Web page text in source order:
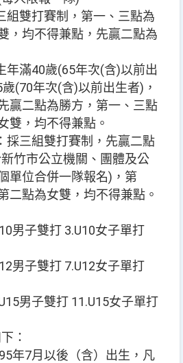
組雙打賽制，第一、三點為
，均不得兼點，先贏二點為
年滿40歲(65年次(含)以前出
(70年次(含)以前出生者)，
贏二點為勝方，第一、三點
雙，均不得兼點。
採三組雙打賽制，先贏二點
竹市公立機關、團體及公
單位合併一隊報名)，第
二點為女雙，均不得兼點。
男子雙打 3.U10女子單打
男子雙打 7.U12女子單打
男子雙打 11.U15女子單打
：
年7月以後（含）出生，凡